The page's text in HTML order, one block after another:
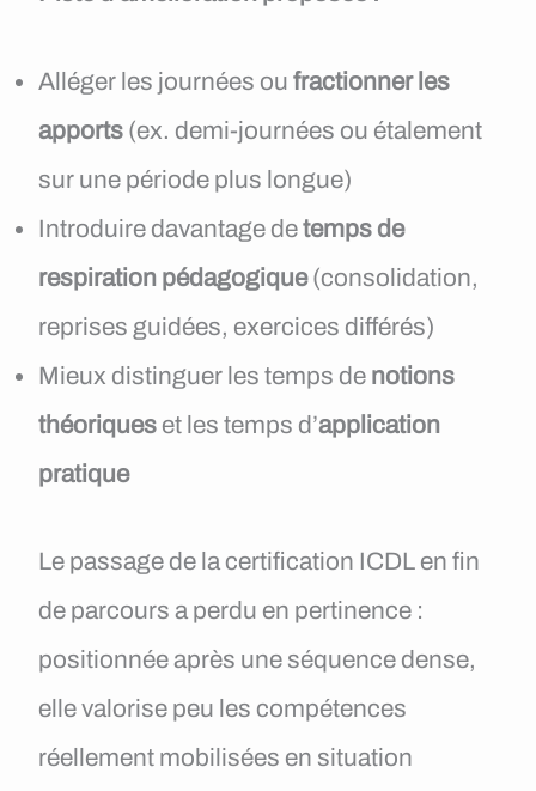
Alléger les journées ou fractionner les
apports (ex. demi-journées ou étalement
sur une période plus longue)
Introduire davantage detemps de
respiration pédagogique(consolidation,
reprises guidées, exercices différés)
Mieux distinguer les temps de notions
théoriques et les temps d’application
pratique
Le passage de la certification ICDL en fin
de parcours a perdu en pertinence :
positionnée après une séquence dense,
elle valorise peu les compétences
réellement mobilisées en situation